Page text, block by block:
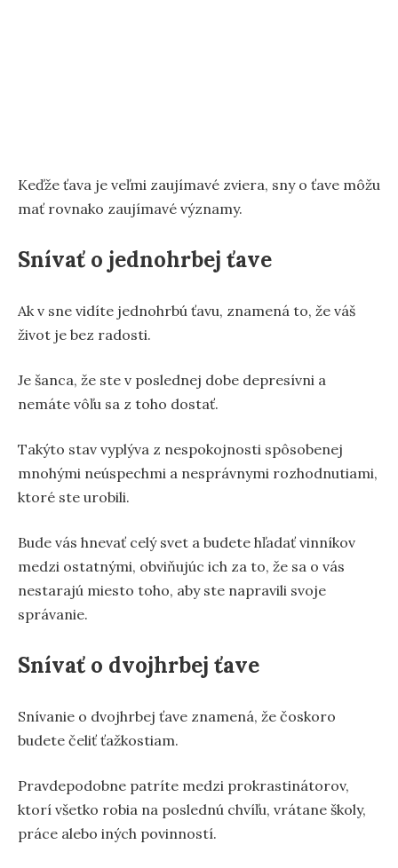
Keďže ťava je veľmi zaujímavé zviera, sny o ťave môžu
mať rovnako zaujímavé významy.
Snívať o jednohrbej ťave
Ak v sne vidíte jednohrbú ťavu, znamená to, že váš
život je bez radosti.
Je šanca, že ste v poslednej dobe depresívni a
nemáte vôľu sa z toho dostať.
Takýto stav vyplýva z nespokojnosti spôsobenej
mnohými neúspechmi a nesprávnymi rozhodnutiami,
ktoré ste urobili.
Bude vás hnevať celý svet a budete hľadať vinníkov
medzi ostatnými, obviňujúc ich za to, že sa o vás
nestarajú miesto toho, aby ste napravili svoje
správanie.
Snívať o dvojhrbej ťave
Snívanie o dvojhrbej ťave znamená, že čoskoro
budete čeliť ťažkostiam.
Pravdepodobne patríte medzi prokrastinátorov,
ktorí všetko robia na poslednú chvíľu, vrátane školy,
práce alebo iných povinností.